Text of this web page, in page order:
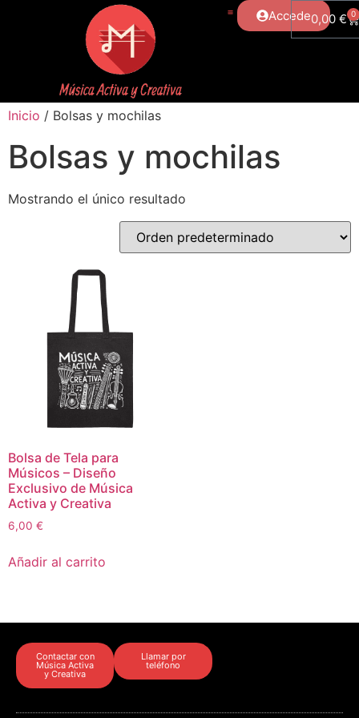
Accede0,00 € 0
Inicio / Bolsas y mochilas
Bolsas y mochilas
Mostrando el único resultado
Bolsa de Tela para
Músicos – Diseño
Exclusivo de Música
Activa y Creativa
6,00 €
Añadir al carrito
Contactar con
Música Activa
y Creativa
Llamar por
teléfono